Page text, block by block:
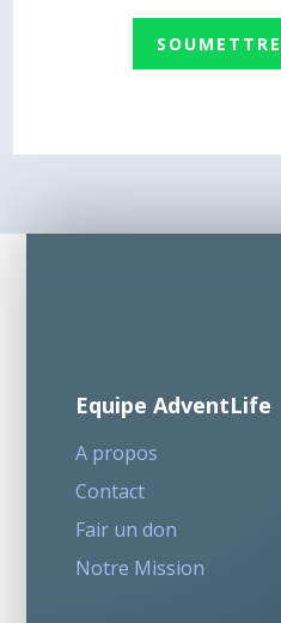
Equipe AdventLife
A propos
Contact
Fair un don
Notre Mission